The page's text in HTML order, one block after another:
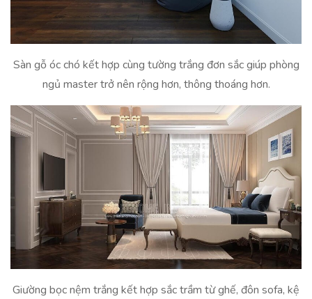
Sàn gỗ óc chó kết hợp cùng tường trắng đơn sắc giúp phòng
ngủ master trở nên rộng hơn, thông thoáng hơn.
Giường bọc nệm trắng kết hợp sắc trầm từ ghế, đôn sofa, kệ